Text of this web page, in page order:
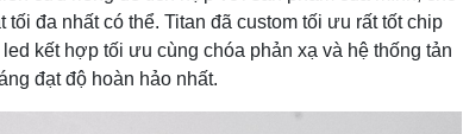
đa nhất có thể. Titan đã custom tối ưu rất tốt chip
kết hợp tối ưu cùng chóa phản xạ và hệ thống tản
đạt độ hoàn hảo nhất.